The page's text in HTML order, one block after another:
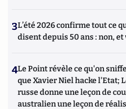
3L’été 2026 confirme tout ce
disent depuis 50 ans : non,
4Le Point révèle ce qu'on
que Xavier Niel hacke l'Etat;
russe donne une leçon de
australien une leçon de